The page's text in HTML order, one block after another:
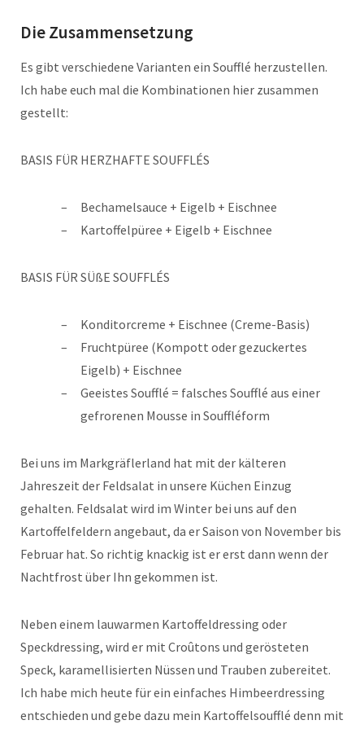
Die Zusammensetzung
Es gibt verschiedene Varianten ein Soufflé herzustellen.
Ich habe euch mal die Kombinationen hier zusammen
gestellt:
BASIS FÜR HERZHAFTE SOUFFLÉS
Bechamelsauce + Eigelb + Eischnee
Kartoffelpüree + Eigelb + Eischnee
BASIS FÜR SÜßE SOUFFLÉS
Konditorcreme + Eischnee (Creme-Basis)
Fruchtpüree (Kompott oder gezuckertes
Eigelb) + Eischnee
Geeistes Soufflé = falsches Soufflé aus einer
gefrorenen Mousse in Souffléform
Bei uns im Markgräflerland hat mit der kälteren
Jahreszeit der Feldsalat in unsere Küchen Einzug
gehalten. Feldsalat wird im Winter bei uns auf den
Kartoffelfeldern angebaut, da er Saison von November bis
Februar hat. So richtig knackig ist er erst dann wenn der
Nachtfrost über Ihn gekommen ist.
Neben einem lauwarmen Kartoffeldressing oder
Speckdressing, wird er mit Croûtons und gerösteten
Speck, karamellisierten Nüssen und Trauben zubereitet.
Ich habe mich heute für ein einfaches Himbeerdressing
entschieden und gebe dazu mein Kartoffelsoufflé denn mit